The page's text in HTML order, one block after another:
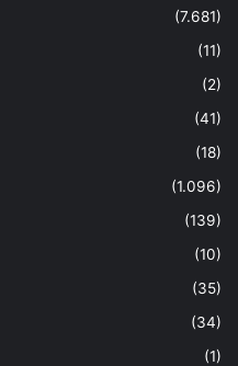
(7.681)
(11)
(2)
(41)
(18)
(1.096)
(139)
(10)
(35)
(34)
(1)